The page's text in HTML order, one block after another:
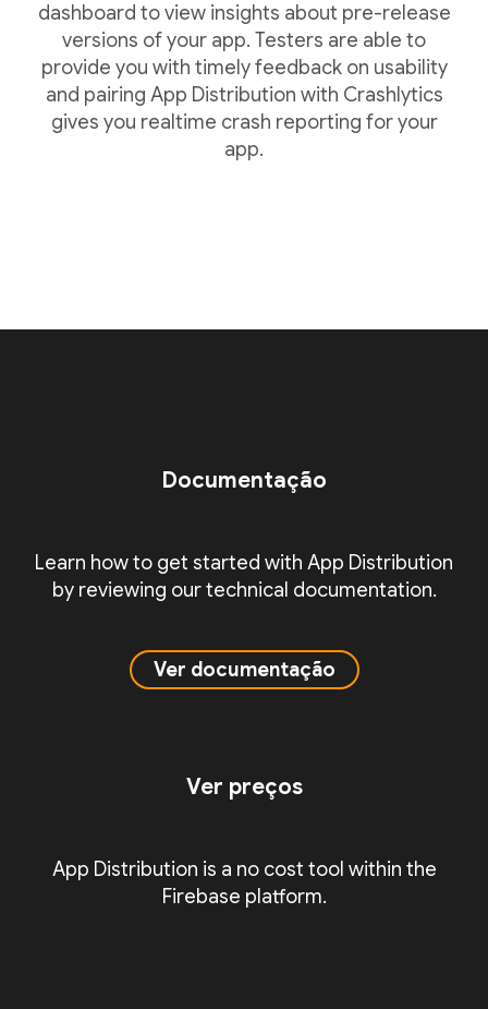
dashboard to view insights about pre-release
versions of your app. Testers are able to
provide you with timely feedback on usability
and pairing App Distribution with Crashlytics
gives you realtime crash reporting for your
app.
Documentação
Learn how to get started with App Distribution
by reviewing our technical documentation.
Ver documentação
Ver preços
App Distribution is a no cost tool within the
Firebase platform.